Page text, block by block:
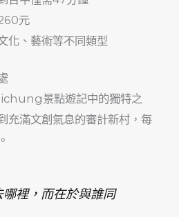
元
化、藝術等不同類型
景點遊記中的獨特之
充滿文創氣息的審計新村，每
哪裡，而在於與誰同